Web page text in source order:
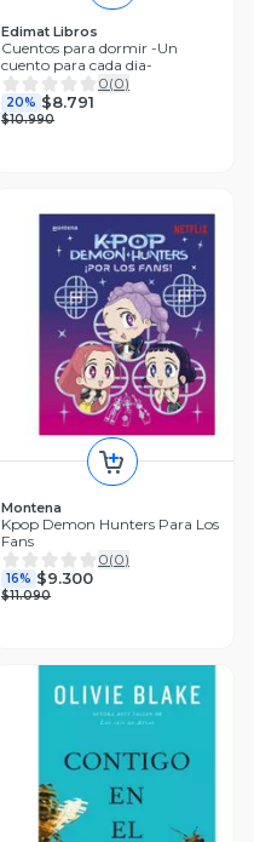
Edimat Libros
Cuentos para dormir -Un
cuento para cada dia-
0(0)
20% $8.791
$10.990
Montena
Kpop Demon Hunters Para Los
Fans
0(0)
16% $9.300
$11.090